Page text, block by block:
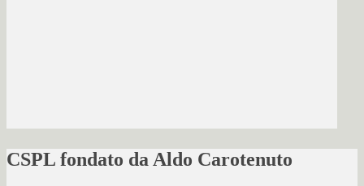
CSPL fondato da Aldo Carotenuto